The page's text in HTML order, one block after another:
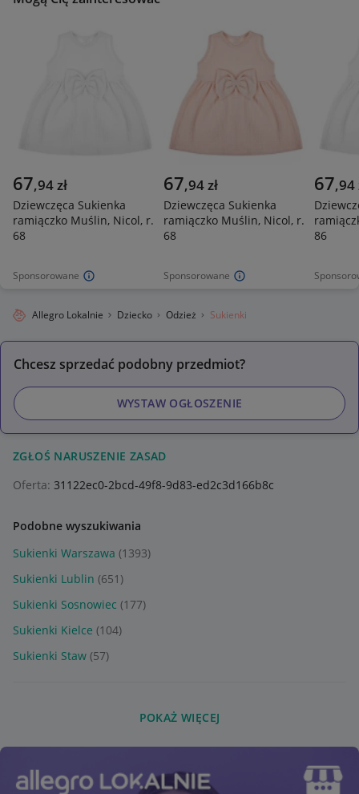
Sponsorowane
67,94zł
Dziewczęca Sukienka
ramiączko Muślin, Nicol, r.
68
Sponsorowane
67,94zł
Dziewczęca Sukienka
ramiączko Muślin, Nicol, r.
68
67,94
86
Allegro Lokalnie Dziecko Odzież Sukienki
Chcesz sprzedać podobny przedmiot?
WYSTAW OGŁOSZENIE
ZGŁOŚ NARUSZENIE ZASAD
Oferta: 31122ec0-2bcd-49f8-9d83-ed2c3d166b8c
Podobne wyszukiwania
Sukienki Warszawa (1393)
Sukienki Lublin (651)
Sukienki Sosnowiec (177)
Sukienki Kielce (104)
Sukienki Staw (57)
POKAŻ WIĘCEJ